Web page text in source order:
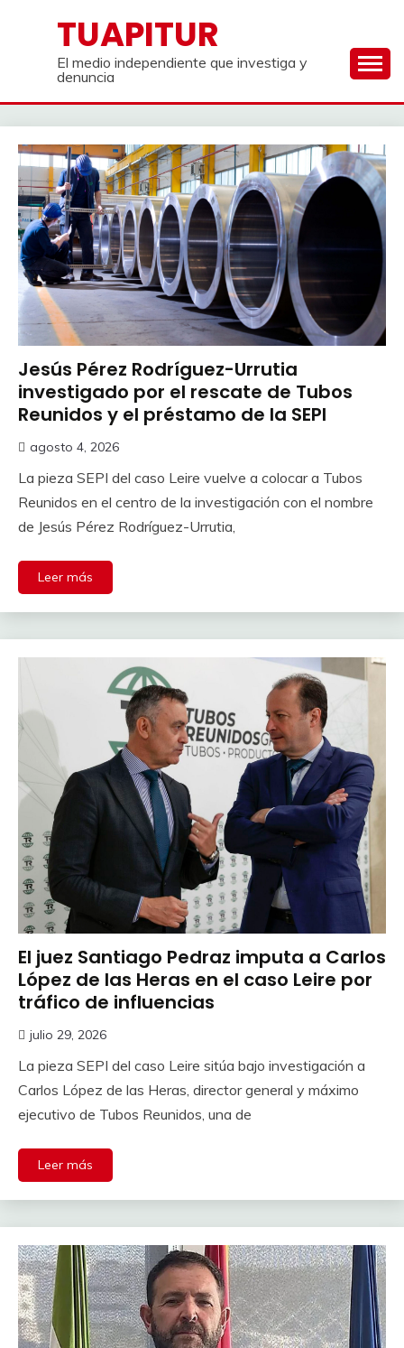
contenidoTUAPITUR
El medio independiente que investiga y
denuncia
Jesús Pérez Rodríguez-Urrutia
investigado por el rescate de Tubos
Reunidos y el préstamo de la SEPI
agosto 4, 2026
La pieza SEPI del caso Leire vuelve a colocar a Tubos
Reunidos en el centro de la investigación con el nombre
de Jesús Pérez Rodríguez-Urrutia,
Leer más
El juez Santiago Pedraz imputa a Carlos
López de las Heras en el caso Leire por
tráfico de influencias
julio 29, 2026
La pieza SEPI del caso Leire sitúa bajo investigación a
Carlos López de las Heras, director general y máximo
ejecutivo de Tubos Reunidos, una de
Leer más